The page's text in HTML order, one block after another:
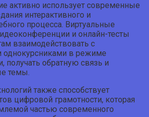
активно использует современные
интерактивного и
процесса. Виртуальные
и онлайн-тесты
взаимодействовать с
однокурсниками в режиме
получать обратную связь и
темы.
также способствует
цифровой грамотности, которая
частью современного